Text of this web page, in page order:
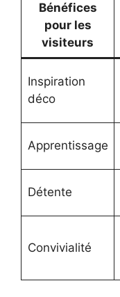
Bénéfices
pour les
visiteurs
Inspiration
déco
Apprentissage
Détente
Convivialité